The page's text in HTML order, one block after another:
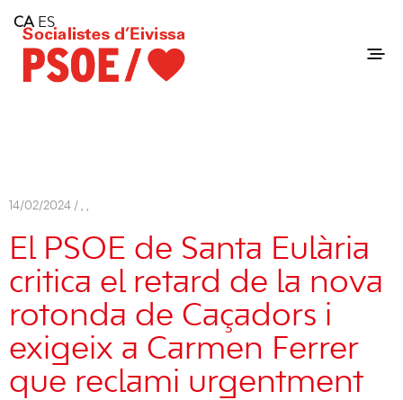
Consell Insular d'Eivissa
Services
Contact
14/02/2024 / , ,
El PSOE de Santa Eulària
critica el retard de la nova
rotonda de Caçadors i
exigeix a Carmen Ferrer
que reclami urgentment
CA ES